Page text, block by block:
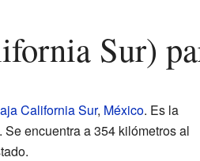
Sur)
California Sur, México. Es la
encuentra a 354 kilómetros al